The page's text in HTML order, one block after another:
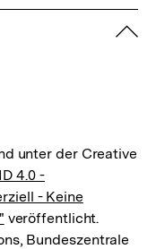
unter der Creative
4.0 -
- Keine
veröffentlicht.
Bundeszentrale